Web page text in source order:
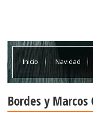
Inicio Navidad
Bordes y